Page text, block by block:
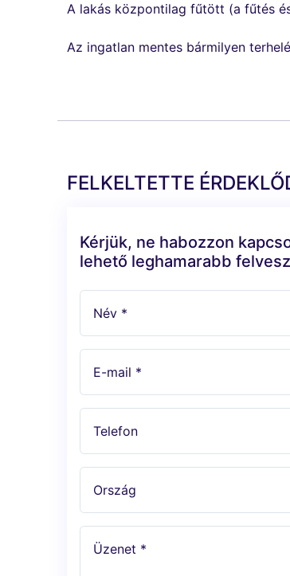
A lakás központilag fűtött (a fűtés
Az ingatlan mentes bármilyen
FELKELTETTE
Kérjük, ne habozzon
lehető leghamarabb
Név *
E-mail *
Telefon
Ország
Üzenet *